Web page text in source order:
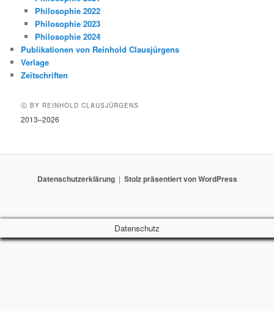
Philosophie 2022
Philosophie 2023
Philosophie 2024
Publikationen von Reinhold Clausjürgens
Verlage
Zeitschriften
Ⓒ BY REINHOLD CLAUSJÜRGENS
2013–2026
Datenschutzerklärung Stolz präsentiert von WordPress
Datenschutz